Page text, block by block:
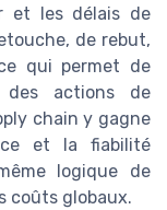
et les délais de
de rebut,
qui permet de
des actions de
chain y gagne
et la fiabilité
logique de
coûts globaux.